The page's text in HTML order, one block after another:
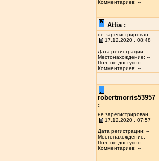
Комментариев: --
Attia :
не зарегистрирован
17.12.2020 , 08:48
Дата регистрации: --
Местонахождение: --
Пол: не доступно
Комментариев: --
robertmorris53957
:
не зарегистрирован
17.12.2020 , 07:57
Дата регистрации: --
Местонахождение: --
Пол: не доступно
Комментариев: --